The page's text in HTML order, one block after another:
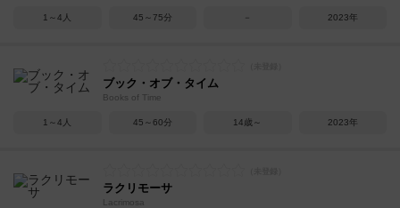
1～4人 45～75分 － 2023年
ブック・オブ・タイム
Books of Time
1～4人 45～60分 14歳～ 2023年
ラクリモーサ
Lacrimosa